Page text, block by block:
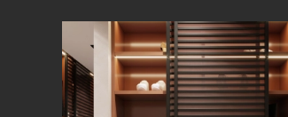
Студия
О нас